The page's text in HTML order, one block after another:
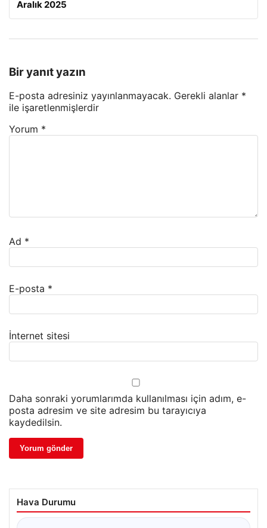
Aralık 2025
Bir yanıt yazın
E-posta adresiniz yayınlanmayacak. Gerekli alanlar *
ile işaretlenmişlerdir
Yorum *
Ad *
E-posta *
İnternet sitesi
Daha sonraki yorumlarımda kullanılması için adım, e-
posta adresim ve site adresim bu tarayıcıya
kaydedilsin.
Hava Durumu